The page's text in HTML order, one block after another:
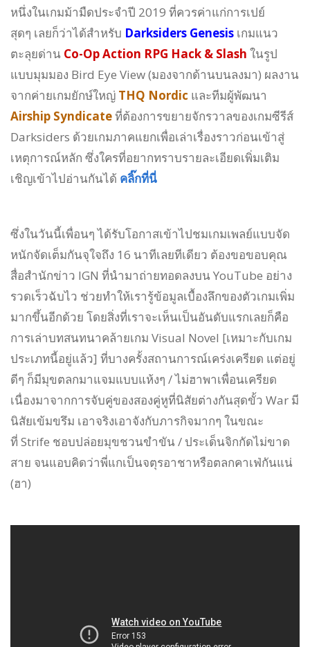
หนึ่งในเกมม้ามืดประจำปี 2019 ที่ควรค่าแก่การเปย์
สุดๆ เลยก็ว่าได้สำหรับ Darksiders Genesis เกมแนว
ตะลุยด่าน Co-Op Action RPG Hack & Slash ในรูป
แบบมุมมอง Bird Eye View (มองจากด้านบนลงมา) ผลงาน
จากค่ายเกมยักษ์ใหญ่ THQ Nordic และทีมผู้พัฒนา
Airship Syndicateที่ต้องการขยายจักรวาลของเกมซีรีส์
Darksiders ด้วยเกมภาคแยกเพื่อเล่าเรื่องราวก่อนเข้าสู่
เหตุการณ์หลัก ซึ่งใครที่อยากทราบรายละเอียดเพิ่มเติม
เชิญเข้าไปอ่านกันได้ คลิ๊กที่นี่
ซึ่งในวันนี้เพื่อนๆ ได้รับโอกาสเข้าไปชมเกมเพลย์แบบจัด
หนักจัดเต็มกันจุใจถึง 16 นาทีเลยทีเดียว ต้องขอขอบคุณ
สื่อสำนักข่าว IGN ที่นำมาถ่ายทอดลงบน YouTube อย่าง
รวดเร็วฉับไว ช่วยทำให้เรารู้ข้อมูลเบื้องลึกของตัวเกมเพิ่ม
มากขึ้นอีกด้วย โดยสิ่งที่เราจะเห็นเป็นอันดับแรกเลยก็คือ
การเล่าบทสนทนาคล้ายเกม Visual Novel [เหมาะกับเกม
ประเภทนี้อยู่แล้ว] ที่บางครั้งสถานการณ์เคร่งเครียด แต่อยู่
ดีๆ ก็มีมุขตลกมาแจมแบบแห้งๆ / ไม่ฮาพาเพื่อนเครียด
เนื่องมาจากการจับคู่ของสองคู่หูที่นิสัยต่างกันสุดขั้ว War มี
นิสัยเข้มขรึม เอาจริงเอาจังกับภารกิจมากๆ ในขณะ
ที่ Strife ชอบปล่อยมุขชวนขำขัน / ประเด็นจิกกัดไม่ขาด
สาย จนแอบคิดว่าพี่แกเป็นจตุรอาชาหรือตลกคาเฟ่กันแน่
(ฮา)